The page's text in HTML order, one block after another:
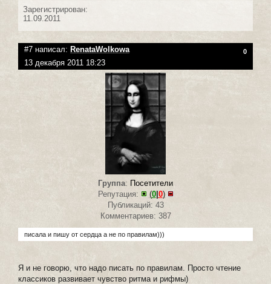
Зарегистрирован:
11.09.2011
#7 написал: RenataWolkowa 0
13 декабря 2011 18:23
Группа: Посетители
Репутация:
(0| 0)
Публикаций: 43
Комментариев: 387
писала и пишу от сердца а не по правилам)))
Я и не говорю, что надо писать по правилам. Просто чтение
классиков развивает чувство ритма и рифмы)